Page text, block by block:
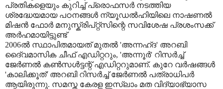
പ്രതികളെയും കുറിച്ച് പ്രൊഫസർ നടത്തിയ
ശ്രദ്ധേയമായ പഠനങ്ങൾ ന്യൂഡൽഹിയിലെ നാഷണൽ
മിഷൻ ഫോർ മനുസ്ക്രിപ്റ്റ്സിന്റെ സവിശേഷ പ്രശംസക്ക്
അർഹമായിട്ടുണ്ട്
2006ല്‍ സ്ഥാപിതമായത് മുതല്‍ 'അന്നഹ്ദ' അറബി
ദൈ്വമാസിക ചീഫ് എഡിറ്ററും, 'അന്നൂര്‍' റിസര്‍ച്ച്
ജേര്‍ണല്‍ കണ്‍സള്‍ട്ടന്റ് എഡിറ്ററുമാണ്. കുറേ വര്‍ഷങ്ങള്‍
'കാലിക്കൂത്' അറബി റിസർച്ച് ജേര്‍ണല്‍ പത്രാധിപര്‍
ആയിരുന്നു. സമസ്ത കേരള ഇസ്‌ലാം മത വിദ്യാഭ്യാസ